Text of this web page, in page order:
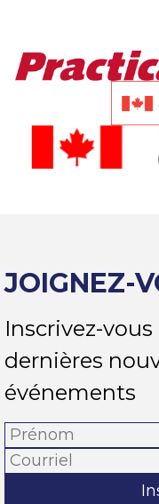
JOIGNEZ-
Inscrivez-
dernières
événements